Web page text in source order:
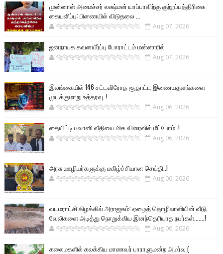
முன்னாள் அமைச்சர் லக்ஷ்மன் யாப்பாவிற்கு குற்றப்பத்திரிகை
கையளிப்பு: பிணையில் விடுதலை ...
🐅🐅🐅🐅🐅🐅🐆🐆🐆🐆🐆🐆🐆🐆 Aug 07, 2026
ஜனநாயக கவனயீர்ப்பு போராட்டம் மன்னாரில்
🐅🐅🐅🐅🐅🐅🐆🐆🐆🐆🐆🐆🐆🐆 Aug 07, 2026
இலங்கையில் 146 சட்டவிரோத சூதாட்ட இணையதளங்களை
முடக்குமாறு உத்தரவு..!
🐅🐅🐅🐅🐅🐅🐆🐆🐆🐆🐆🐆🐆🐆 Aug 06, 2026
தையிட்டி பவானி வீதியை மிக விரைவில் மீட்போம்..!
🐅🐅🐅🐅🐅🐅🐆🐆🐆🐆🐆🐆🐆🐆 Aug 06, 2026
அரசு ஊழியர்களுக்கு மகிழ்ச்சியான செய்தி..!
🐅🐅🐅🐅🐅🐅🐆🐆🐆🐆🐆🐆🐆🐆 Aug 06, 2026
வடமராட்சி கிழக்கில் அராஜகம்: ஏழைத் தொழிலாளியின் வீடு,
வேலிகளை அடித்து நொறுக்கிய இனந்தெரியாத நபர்கள்.......!
🐅🐅🐅🐅🐅🐅🐆🐆🐆🐆🐆🐆🐆🐆 Aug 06, 2026
கலைமகளில் கலக்கிய மாணவர் பாராளுமன்ற அமர்வு (